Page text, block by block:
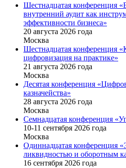
Шестнадцатая конференция
внутренний аудит как
эффективности бизнеса»
20 августа 2026 года
Москва
Шестнадцатая конференция
цифровизация на практике»
21 августа 2026 года
Москва
Десятая конференция
казначейства»
28 августа 2026 года
Москва
Семнадцатая конференция
10-11 сентября 2026 года
Москва
Одиннадцатая конференция
ликвидностью и оборотным
16 cентября 2026 года